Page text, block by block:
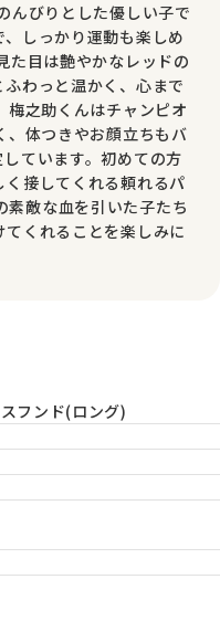
んびりとした優しい子で
しっかり運動も楽しめ
た目は艶やかなレッドの
わっと温かく、心まで
梅之助くんはチャンピオ
、体つきやお顔立ちもバ
ています。初めての方
接してくれる頼れるパ
素敵な血を引いた子たち
くれることを楽しみに
フンド(ロング)